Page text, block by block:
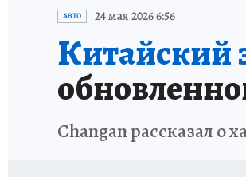
ИСПЫТАНО НА СЕБЕ
АВТО 24 мая 2026 6:56
Китайский
Changan рассказал о